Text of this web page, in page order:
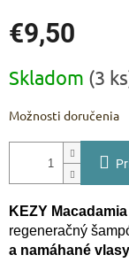
€9,50
cena:
Skladom (3
Možnosti doručenia
KEZY
regeneračný
a namáhané vlasy